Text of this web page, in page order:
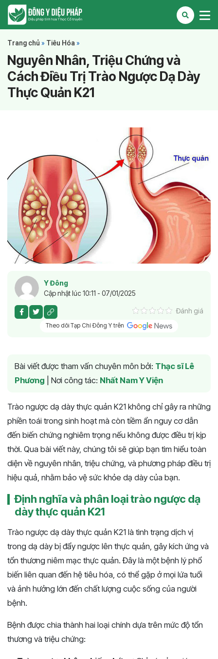
Trang chủ » Tiêu Hóa »
Nguyên Nhân, Triệu Chứng và
Cách Điều Trị Trào Ngược Dạ Dày
Thực Quản K21
Y Đông
Cập nhật lúc 10:11 - 07/01/2025
Đánh giá
Theo dõi Tạp Chí Đông Y trên
Bài viết được tham vấn chuyên môn bởi: Thạc sĩ Lê
Phương
Nơi công tác: Nhất Nam Y Viện
Trào ngược dạ dày thực quản K21 không chỉ gây ra những
phiền toái trong sinh hoạt mà còn tiềm ẩn nguy cơ dẫn
đến biến chứng nghiêm trọng nếu không được điều trị kịp
thời. Qua bài viết này, chúng tôi sẽ giúp bạn tìm hiểu toàn
diện về nguyên nhân, triệu chứng, và phương pháp điều trị
hiệu quả, nhằm bảo vệ sức khỏe dạ dày của bạn.
Định nghĩa và phân loại trào ngược dạ
dày thực quản K21
Trào ngược dạ dày thực quản K21 là tình trạng dịch vị
trong dạ dày bị đẩy ngược lên thực quản, gây kích ứng và
tổn thương niêm mạc thực quản. Đây là một bệnh lý phổ
biến liên quan đến hệ tiêu hóa, có thể gặp ở mọi lứa tuổi
và ảnh hưởng lớn đến chất lượng cuộc sống của người
bệnh.
Bệnh được chia thành hai loại chính dựa trên mức độ tổn
thương và triệu chứng: